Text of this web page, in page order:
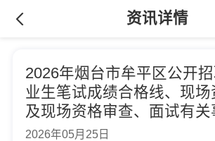
资讯详情
2026年烟台市牟平区公开
业生笔试成绩合格线、现
及现场资格审查、面试有关
2026年05月25日